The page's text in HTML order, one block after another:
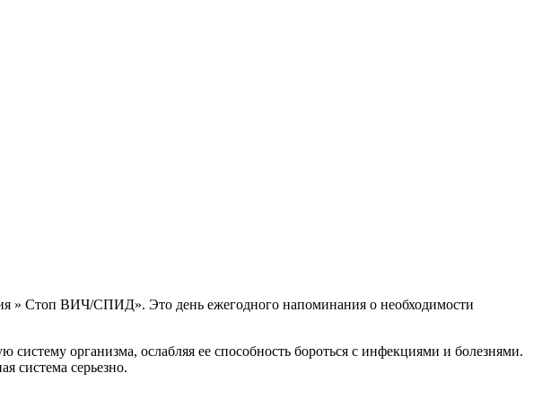
» Стоп ВИЧ/СПИД». Это день ежегодного напоминания о необходимости
организма, ослабляя ее способность бороться с инфекциями и болезнями.
система серьезно.